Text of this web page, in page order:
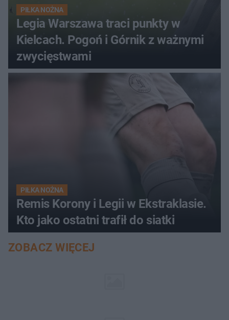
PIŁKA NOŻNA
Legia Warszawa traci punkty w
Kielcach. Pogoń i Górnik z ważnymi
zwycięstwami
PIŁKA NOŻNA
Remis Korony i Legii w Ekstraklasie.
Kto jako ostatni trafił do siatki
ZOBACZ WIĘCEJ